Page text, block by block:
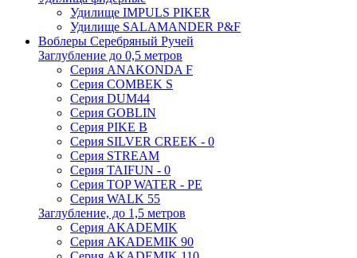
Удилище IMPULS PIKER
Удилище SALAMANDER P&F
Воблеры Серебряный Ручей
Заглубление до 0,5 метров
Серия ANAKONDA F
Серия COMBEK S
Серия DUM44
Серия GOBLIN
Серия PIKE B
Серия SILVER CREEK - 0
Серия STREAM
Серия TAIFUN - 0
Серия TOP WATER - PE
Серия WALK 55
Заглубление, до 1,5 метров
Серия AKADEMIK
Серия AKADEMIK 90